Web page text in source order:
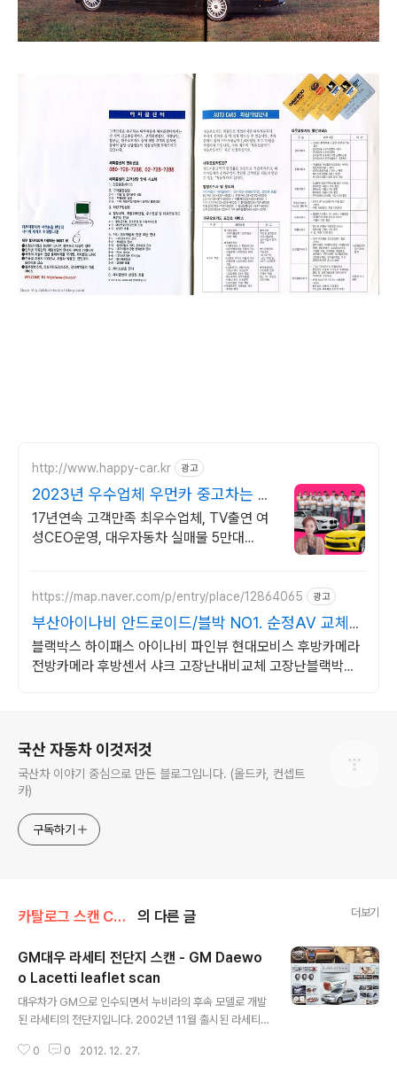
http://www.happy-car.kr 광고
2023년 우수업체 우먼카 중고차는 최
우수모범업체에서!
17년연속 고객만족 최우수업체, TV출연 여
성CEO운영, 대우자동차 실매물 5만대
https://map.naver.com/p/entry/place/12864065 광고
부산아이나비 안드로이드/블박 NO1. 순정AV 교체설
치!
블랙박스 하이패스 아이나비 파인뷰 현대모비스 후방카메라
전방카메라 후방센서 샤크 고장난내비교체 고장난블랙박스
국산 자동차 이것저것
국산차 이야기 중심으로 만든 블로그입니다. (올드카, 컨셉트
카)
구독하기
카탈로그 스캔 Catalog scan/대우 Daewoo 의 다른 글 더보기
GM대우 라세티 전단지 스캔 - GM Daewo
o Lacetti leaflet scan
대우차가 GM으로 인수되면서 누비라의 후속 모델로 개발
된 라세티의 전단지입니다. 2002년 11월 출시된 라세티
매는 GM 그룹의 광범위한 유통망을 통해 세계 각국에 공
0 0 2012. 12. 27.